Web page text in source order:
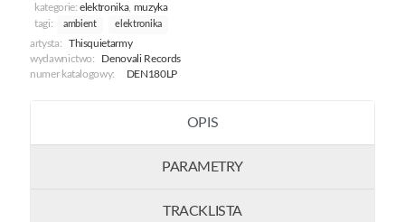
kategorie:elektronika, muzyka
tagi:
ambient elektronika
artysta:
Thisquietarmy
wydawnictwo:
Denovali Records
numer katalogowy:
DEN180LP
OPIS
PARAMETRY
TRACKLISTA